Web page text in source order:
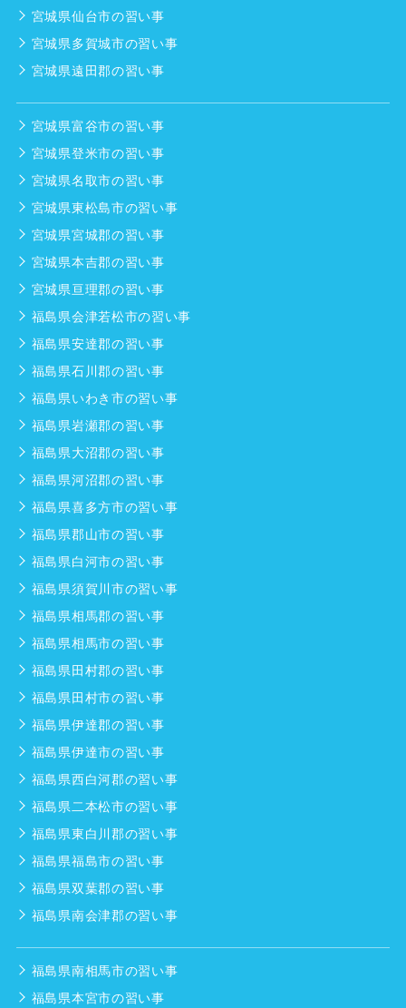
宮城県仙台市の習い事
宮城県多賀城市の習い事
宮城県遠田郡の習い事
宮城県富谷市の習い事
宮城県登米市の習い事
宮城県名取市の習い事
宮城県東松島市の習い事
宮城県宮城郡の習い事
宮城県本吉郡の習い事
宮城県亘理郡の習い事
福島県会津若松市の習い事
福島県安達郡の習い事
福島県石川郡の習い事
福島県いわき市の習い事
福島県岩瀬郡の習い事
福島県大沼郡の習い事
福島県河沼郡の習い事
福島県喜多方市の習い事
福島県郡山市の習い事
福島県白河市の習い事
福島県須賀川市の習い事
福島県相馬郡の習い事
福島県相馬市の習い事
福島県田村郡の習い事
福島県田村市の習い事
福島県伊達郡の習い事
福島県伊達市の習い事
福島県西白河郡の習い事
福島県二本松市の習い事
福島県東白川郡の習い事
福島県福島市の習い事
福島県双葉郡の習い事
福島県南会津郡の習い事
福島県南相馬市の習い事
福島県本宮市の習い事